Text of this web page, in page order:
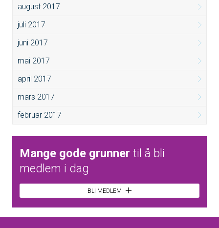
august 2017
juli 2017
juni 2017
mai 2017
april 2017
mars 2017
februar 2017
Mange gode grunner til å bli
medlem i dag
BLI MEDLEM